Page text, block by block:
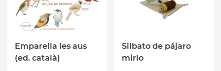
Emparella les aus
(ed. català)
Silbato de pájaro
mirlo